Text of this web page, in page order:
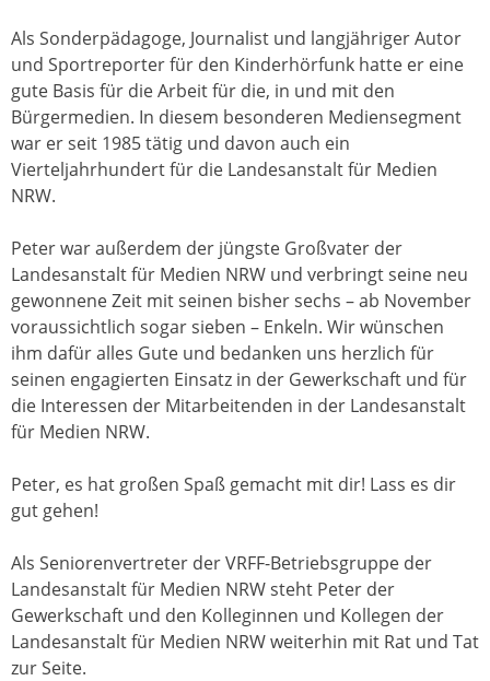
Als Sonderpädagoge, Journalist und langjähriger Autor
und Sportreporter für den Kinderhörfunk hatte er eine
gute Basis für die Arbeit für die, in und mit den
Bürgermedien. In diesem besonderen Mediensegment
war er seit 1985 tätig und davon auch ein
Vierteljahrhundert für die Landesanstalt für Medien
NRW.
Peter war außerdem der jüngste Großvater der
Landesanstalt für Medien NRW und verbringt seine neu
gewonnene Zeit mit seinen bisher sechs – ab November
voraussichtlich sogar sieben – Enkeln. Wir wünschen
ihm dafür alles Gute und bedanken uns herzlich für
seinen engagierten Einsatz in der Gewerkschaft und für
die Interessen der Mitarbeitenden in der Landesanstalt
für Medien NRW.
Peter, es hat großen Spaß gemacht mit dir! Lass es dir
gut gehen!
Als Seniorenvertreter der VRFF-Betriebsgruppe der
Landesanstalt für Medien NRW steht Peter der
Gewerkschaft und den Kolleginnen und Kollegen der
Landesanstalt für Medien NRW weiterhin mit Rat und Tat
zur Seite.